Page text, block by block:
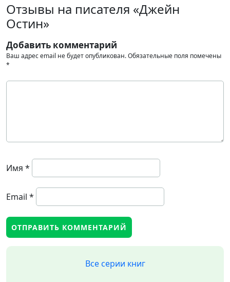
Отзывы на писателя «Джейн
Остин»
Добавить комментарий
Ваш адрес email не будет опубликован.Обязательные поля помечены
*
Имя *
Email *
Все серии книг